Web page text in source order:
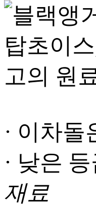
· 이차돌
· 낮은
재료